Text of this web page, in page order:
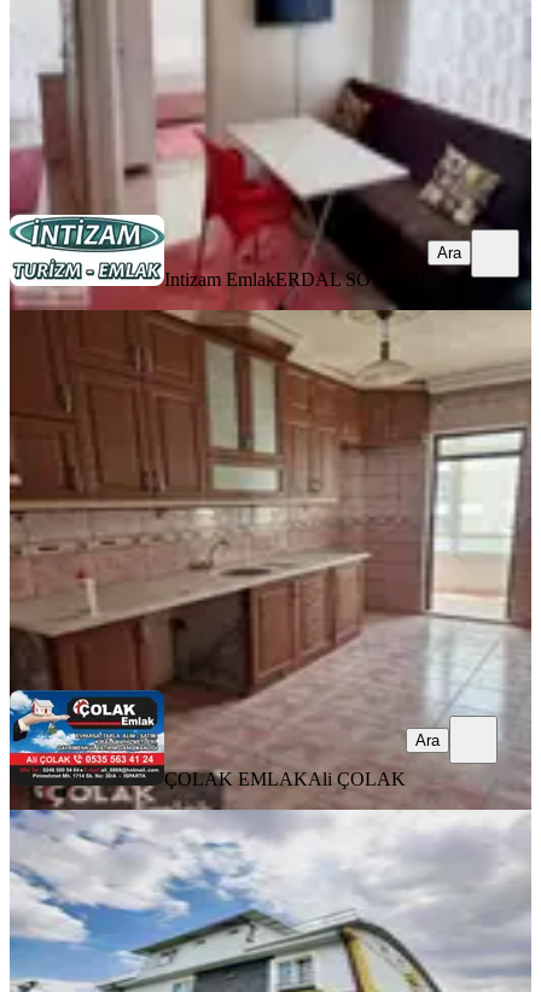
Intizam Emlak ERDAL SOYDUR
Ara
Intizam EmlakERDAL SOYDUR
Ara
Davraz Mah. Mustafa Gözütok Okulu
Yakını Güney Cephe Kiralık
Merkez, Davraz Mahallesi
130 m²·3. Kat ·07.08.2026
21.000 ₺
ÇOLAK EMLAKAli ÇOLAK
ÇOLAK EMLAKAli ÇOLAK
Ara
YENİ
Mak Emlaktan Kiralık 1+1 Apartlar
Merkez, Fatih Mahallesi
1+1·40 m²·2. Kat·07.08.2026
12.500 ₺